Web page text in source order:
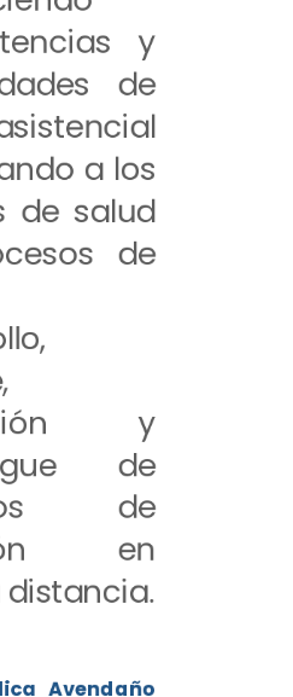
y
de
a los
de salud
de
y
de
de
en
Avendaño